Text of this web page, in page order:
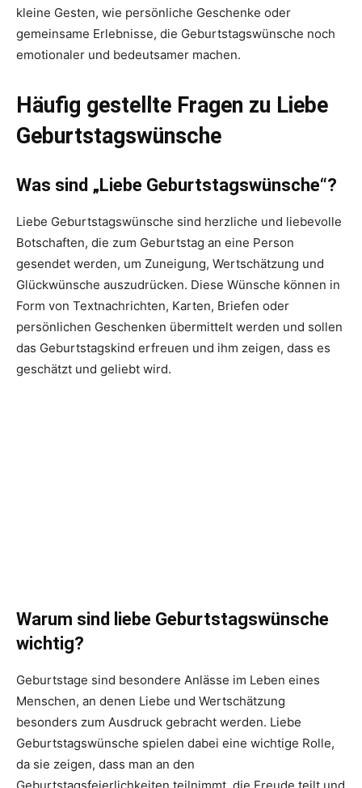
kleine Gesten, wie persönliche Geschenke oder
gemeinsame Erlebnisse, die Geburtstagswünsche noch
emotionaler und bedeutsamer machen.
Häufig gestellte Fragen zu Liebe
Geburtstagswünsche
Was sind „Liebe Geburtstagswünsche“?
Liebe Geburtstagswünsche sind herzliche und liebevolle
Botschaften, die zum Geburtstag an eine Person
gesendet werden, um Zuneigung, Wertschätzung und
Glückwünsche auszudrücken. Diese Wünsche können in
Form von Textnachrichten, Karten, Briefen oder
persönlichen Geschenken übermittelt werden und sollen
das Geburtstagskind erfreuen und ihm zeigen, dass es
geschätzt und geliebt wird.
Warum sind liebe Geburtstagswünsche
wichtig?
Geburtstage sind besondere Anlässe im Leben eines
Menschen, an denen Liebe und Wertschätzung
besonders zum Ausdruck gebracht werden. Liebe
Geburtstagswünsche spielen dabei eine wichtige Rolle,
da sie zeigen, dass man an den